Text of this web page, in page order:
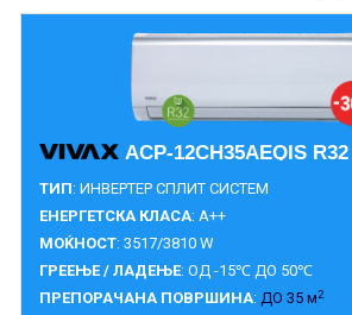
ACP-12CH35AEQIS R32
ТИП: ИНВЕРТЕР СПЛИТ СИСТЕМ
ЕНЕРГЕТСКА КЛАСА: A++
МОЌНОСТ: 3517/3810 W
ГРЕЕЊЕ / ЛАДЕЊЕ: ОД -15℃ ДО 50℃
ПРЕПОРАЧАНА ПОВРШИНА: ДО 35 м2